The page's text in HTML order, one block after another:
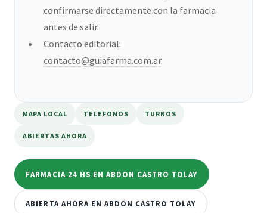
confirmarse directamente con la farmacia
antes de salir.
Contacto editorial:
contacto@guiafarma.com.ar.
MAPA LOCAL TELEFONOS TURNOS
ABIERTAS AHORA
FARMACIA 24 HS EN ABDON CASTRO TOLAY
ABIERTA AHORA EN ABDON CASTRO TOLAY